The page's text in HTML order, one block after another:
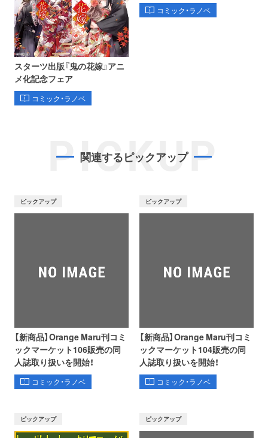
スターツ出版『鬼の花嫁』アニ
メ化記念フェア
コミック・ラノベ
コミック・ラノベ
PICKUP
関連するピックアップ
ピックアップ
【新商品】Orange Maru刊コミ
ックマーケット106販売の同
人誌取り扱いを開始！
コミック・ラノベ
ピックアップ
【新商品】Orange Maru刊コミ
ックマーケット104販売の同
人誌取り扱いを開始！
コミック・ラノベ
ピックアップ ピックアップ